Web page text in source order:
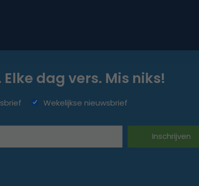
dag vers. Mis niks!
Wekelijkse nieuwsbrief